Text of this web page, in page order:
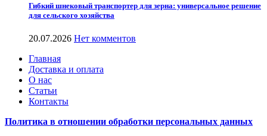
Гибкий шнековый транспортер для зерна: универсальное решение
для сельского хозяйства
20.07.2026 Нет комментов
Главная
Доставка и оплата
О нас
Статьи
Контакты
Политика в отношении обработки персональных данных